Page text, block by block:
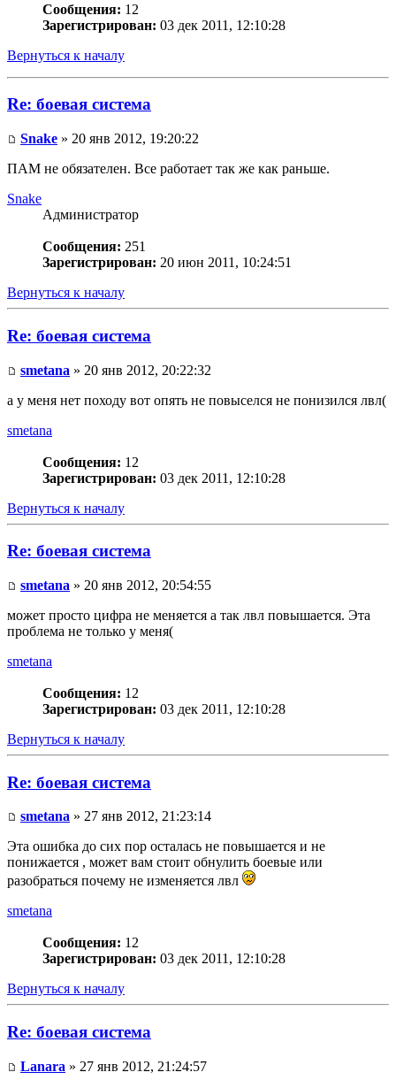
Сообщения: 12
Зарегистрирован: 03 дек 2011, 12:10:28
Вернуться к началу
Re: боевая система
Snake » 20 янв 2012, 19:20:22
ПАМ не обязателен. Все работает так же как раньше.
Snake
Администратор
Сообщения: 251
Зарегистрирован: 20 июн 2011, 10:24:51
Вернуться к началу
Re: боевая система
smetana » 20 янв 2012, 20:22:32
а у меня нет походу вот опять не повыселся не понизился лвл(
smetana
Сообщения: 12
Зарегистрирован: 03 дек 2011, 12:10:28
Вернуться к началу
Re: боевая система
smetana » 20 янв 2012, 20:54:55
может просто цифра не меняется а так лвл повышается. Эта
проблема не только у меня(
smetana
Сообщения: 12
Зарегистрирован: 03 дек 2011, 12:10:28
Вернуться к началу
Re: боевая система
smetana » 27 янв 2012, 21:23:14
Эта ошибка до сих пор осталась не повышается и не
понижается , может вам стоит обнулить боевые или
разобраться почему не изменяется лвл
smetana
Сообщения: 12
Зарегистрирован: 03 дек 2011, 12:10:28
Вернуться к началу
Re: боевая система
Lanara » 27 янв 2012, 21:24:57